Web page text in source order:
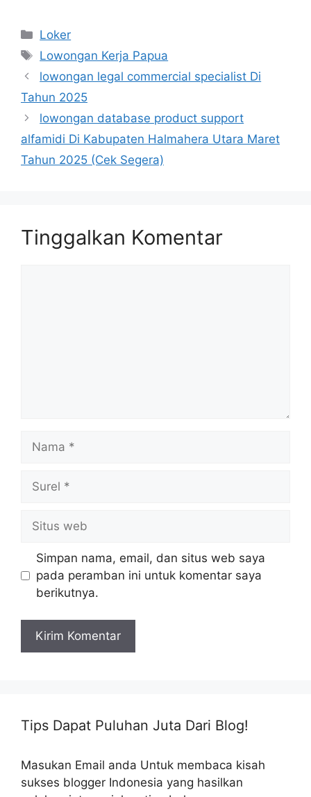
Kategori
Loker
Tag
Lowongan Kerja Papua
lowongan legal commercial specialist Di
Tahun 2025
lowongan database product support
alfamidi Di Kabupaten Halmahera Utara Maret
Tahun 2025 (Cek Segera)
Tinggalkan Komentar
Nama
Surel
Situs
web
Simpan nama, email, dan situs web saya
pada peramban ini untuk komentar saya
berikutnya.
Tips Dapat Puluhan Juta Dari Blog!
Masukan Email anda Untuk membaca kisah
sukses blogger Indonesia yang hasilkan